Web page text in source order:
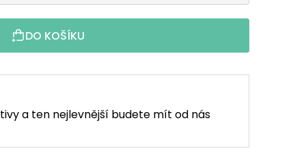
DO KOŠÍKU
a ten nejlevnější budete mít od nás